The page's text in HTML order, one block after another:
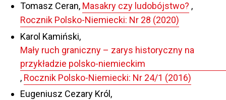
Tomasz Ceran, Masakry czy ludobójstwo? ,
Rocznik Polsko-Niemiecki: Nr 28 (2020)
Karol Kamiński,
Mały ruch graniczny – zarys historyczny na
przykładzie polsko-niemieckim
, Rocznik Polsko-Niemiecki: Nr 24/1 (2016)
Eugeniusz Cezary Król,